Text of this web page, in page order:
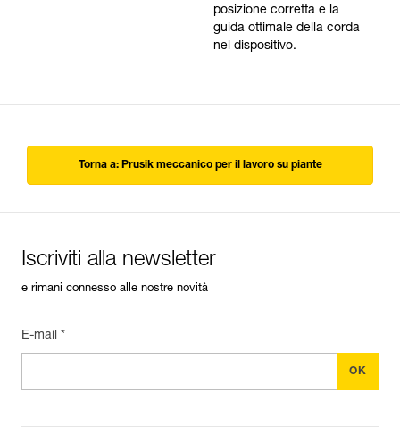
posizione corretta e la
guida ottimale della corda
nel dispositivo.
Torna a: Prusik meccanico per il lavoro su piante
Iscriviti alla newsletter
e rimani connesso alle nostre novità
E-mail *